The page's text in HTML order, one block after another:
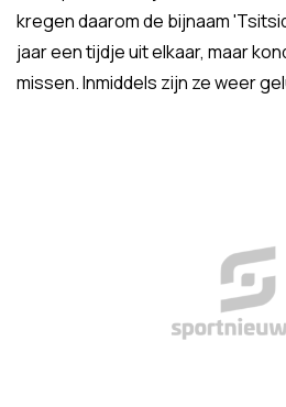
kregen daarom de bijnaam
jaar een tijdje uit elkaar, maar
missen. Inmiddels zijn ze weer